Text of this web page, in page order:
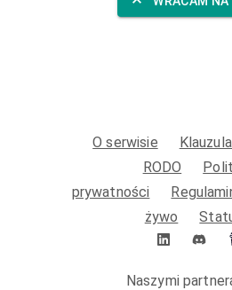
O serwisie
RODO
prywatności
żywo
Naszymi